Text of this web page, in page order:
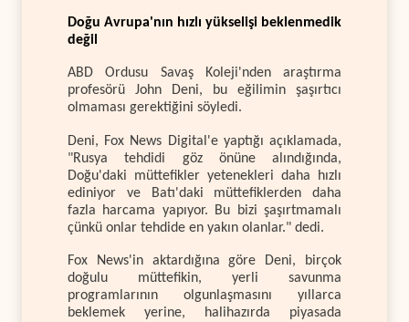
Doğu Avrupa'nın hızlı yükselişi beklenmedik
değil
ABD Ordusu Savaş Koleji'nden araştırma
profesörü John Deni, bu eğilimin şaşırtıcı
olmaması gerektiğini söyledi.
Deni, Fox News Digital'e yaptığı açıklamada,
"Rusya tehdidi göz önüne alındığında,
Doğu'daki müttefikler yetenekleri daha hızlı
ediniyor ve Batı'daki müttefiklerden daha
fazla harcama yapıyor. Bu bizi şaşırtmamalı
çünkü onlar tehdide en yakın olanlar." dedi.
Fox News'in aktardığına göre Deni, birçok
doğulu müttefikin, yerli savunma
programlarının olgunlaşmasını yıllarca
beklemek yerine, halihazırda piyasada